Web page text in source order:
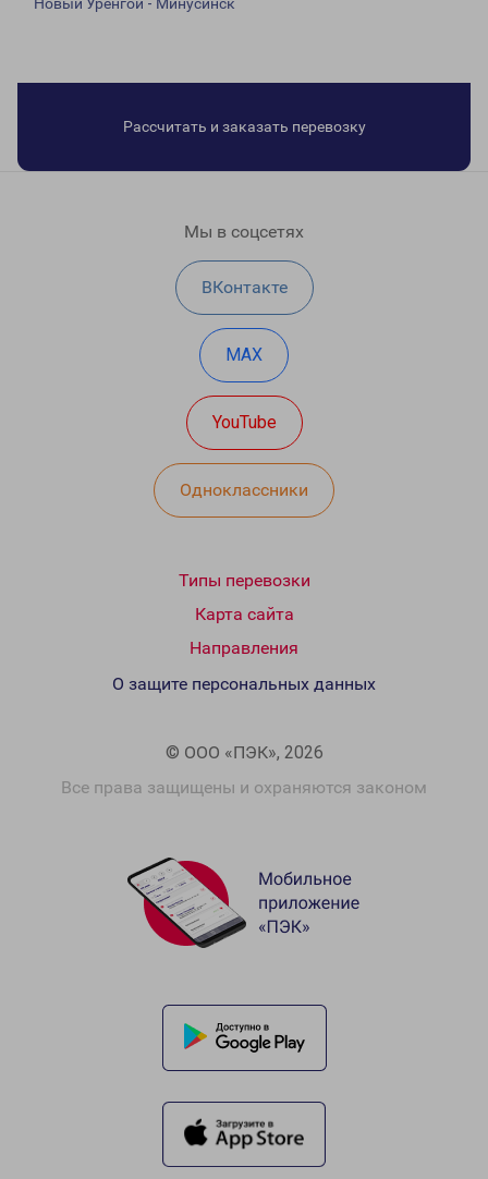
Новый Уренгой - Минусинск
Рассчитать и заказать перевозку
Мы в соцсетях
ВКонтакте
MAX
YouTube
Одноклассники
Типы перевозки
Карта сайта
Направления
© ООО «ПЭК», 2026
Все права защищены и охраняются законом
О защите персональных данных